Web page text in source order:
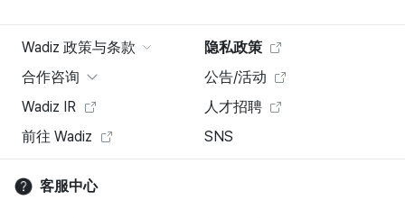
Wadiz 政策与条款
隐私政策
合作咨询
公告/活动
Wadiz IR
人才招聘
前往 Wadiz
SNS
客服中心